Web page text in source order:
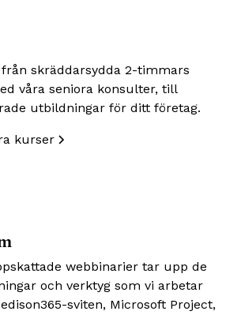
skräddarsydda 2-timmars
våra seniora konsulter, till
utbildningar för ditt företag.
kurser
webbinarier tar upp de
och verktyg som vi arbetar
sviten, Microsoft Project,